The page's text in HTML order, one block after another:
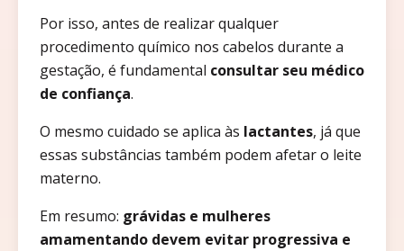
Por isso, antes de realizar qualquer
procedimento químico nos cabelos durante a
gestação, é fundamental consultar seu médico
de confiança.
O mesmo cuidado se aplica às lactantes, já que
essas substâncias também podem afetar o leite
materno.
Em resumo: grávidas e mulheres
amamentando devem evitar progressiva e